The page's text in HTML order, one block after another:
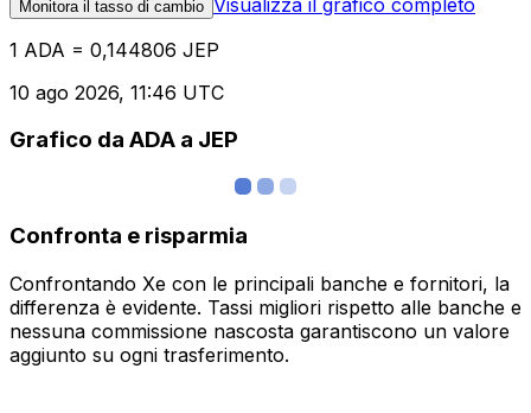
Monitora il tasso di cambio
1 ADA = 0,144806 JEP
10 ago 2026, 11:46 UTC
Grafico da ADA a JEP
Confronta e risparmia
Confrontando Xe con le principali banche e fornitori, la
differenza è evidente. Tassi migliori rispetto alle banche e
nessuna commissione nascosta garantiscono un valore
aggiunto su ogni trasferimento.